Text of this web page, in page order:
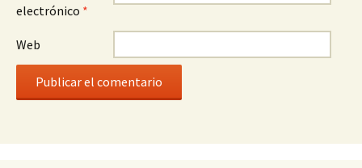
electrónico *
Web